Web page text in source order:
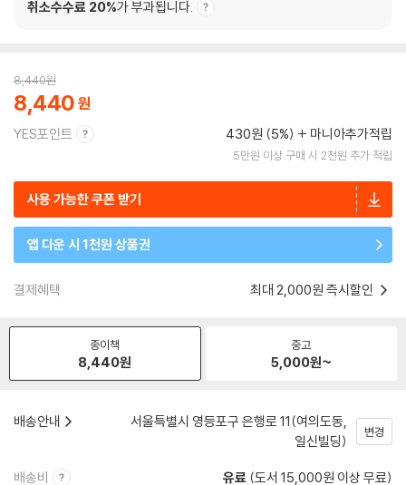
취소수수료 20%가 부과됩니다.
8,440원
8,440
YES포인트 430원 (5%) 마니아추가적립
5만원 이상 구매 시 2천원 추가 적립
사용 가능한 쿠폰 받기
앱 다운 시 1천원 상품권
결제혜택 최대 2,000원 즉시할인
종이책
8,440원
중고
5,000원~
배송안내
서울특별시 영등포구 은행로 11(여의도동,
일신빌딩)
변경
배송비 유료 (도서 15,000원 이상 무료)